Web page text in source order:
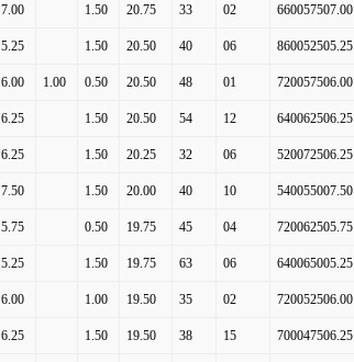
7.00 1.50 20.75 33 02 660057507.00
5.25 1.50 20.50 40 06 860052505.25
6.00 1.00 0.50 20.50 48 01 720057506.00
6.25 1.50 20.50 54 12 640062506.25
6.25 1.50 20.25 32 06 520072506.25
7.50 1.50 20.00 40 10 540055007.50
5.75 0.50 19.75 45 04 720062505.75
5.25 1.50 19.75 63 06 640065005.25
6.00 1.00 19.50 35 02 720052506.00
6.25 1.50 19.50 38 15 700047506.25